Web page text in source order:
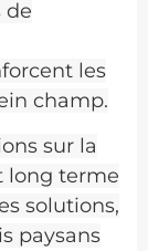
de
les
champ.
sur la
long terme
solutions,
paysans